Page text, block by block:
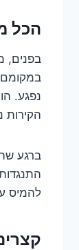
הכל
בפנים,
נפגע.
הקירות
ברגע
להמיס